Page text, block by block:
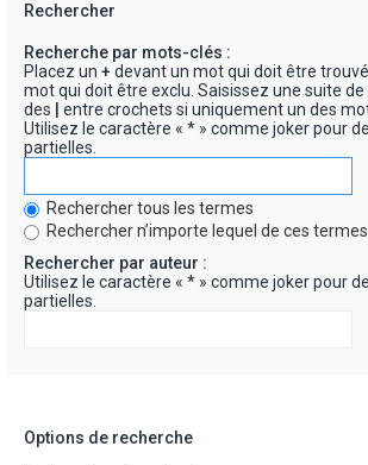
Rechercher
Recherche par mots-clés :
Placez un + devant un mot qui doit être
mot qui doit être exclu. Saisissez une suite
des
entre crochets si uniquement un des
Utilisez le caractère « * » comme joker pour
partielles.
Rechercher tous les termes
Rechercher n’importe lequel de ces termes
Rechercher par auteur :
Utilisez le caractère « * » comme joker pour
partielles.
Options de recherche